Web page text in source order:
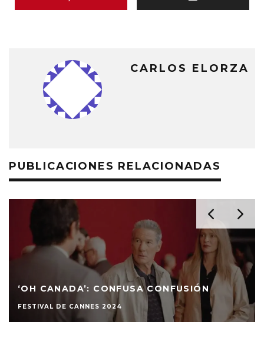
CARLOS ELORZA
PUBLICACIONES RELACIONADAS
‘OH CANADA’: CONFUSA CONFUSIÓN
FESTIVAL DE CANNES 2024